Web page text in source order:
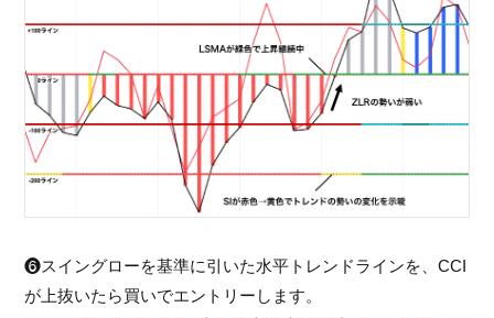
❻スイングローを基準に引いた水平トレンドラインを、CCI
が上抜いたら買いでエントリーします。